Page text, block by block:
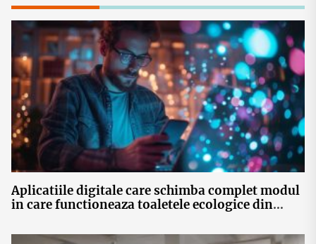
Aplicatiile digitale care schimba complet modul
in care functioneaza toaletele ecologice din